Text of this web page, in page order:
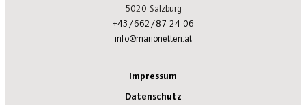
5020 Salzburg
+43/662/87 24 06
info@marionetten.at
Impressum
Datenschutz